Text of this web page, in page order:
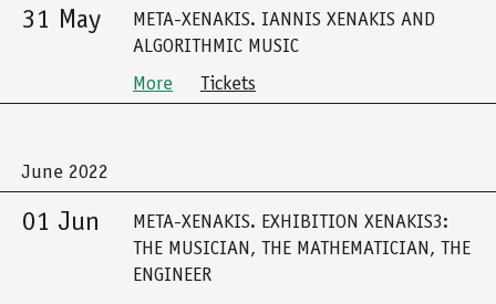
31 May
META-XENAKIS. IANNIS XENAKIS AND
ALGORITHMIC MUSIC
More
Tickets
June 2022
01 Jun
META-XENAKIS. EXHIBITION XENAKIS3:
THE MUSICIAN, THE MATHEMATICIAN, THE
ENGINEER